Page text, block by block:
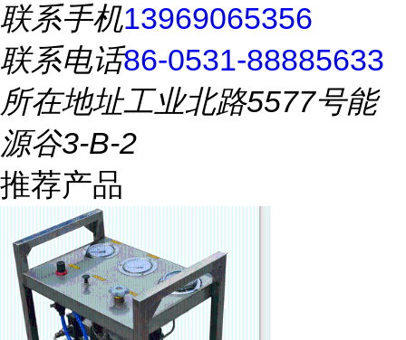
联系手机13969065356
联系电话86-0531-88885633
所在地址工业北路5577号能
源谷3-B-2
推荐产品